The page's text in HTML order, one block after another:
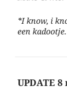
*I know, i
een kadootje.
UPDATE